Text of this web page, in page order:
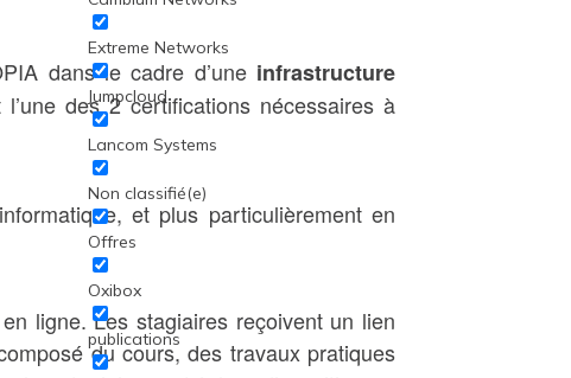
Extreme Networks
Jumpcloud
Lancom Systems
Non classifié(e)
Offres
Oxibox
publications
dans le cadre d’une infrastructure
l’une des 2 certifications nécessaires à
et plus particulièrement en
ligne. Les stagiaires reçoivent un lien
du cours, des travaux pratiques